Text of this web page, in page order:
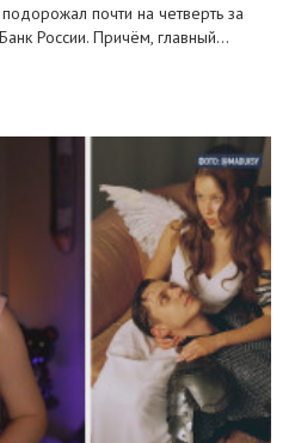
почти на четверть за
России. Причём, главный…